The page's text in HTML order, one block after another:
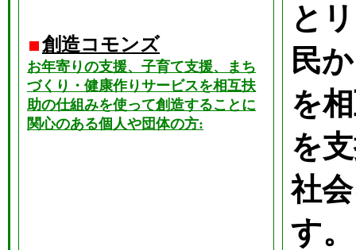
創造コモンズ
お年寄りの支援、子育て支援、まち
づくり・健康作りサービスを相互扶
助の仕組みを使って創造することに
関心のある個人や団体の方:
と
民
を
を
社
す。